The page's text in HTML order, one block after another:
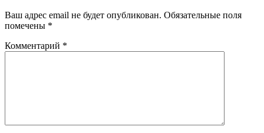
Ваш адрес email не будет опубликован. Обязательные поля
помечены *
Комментарий *